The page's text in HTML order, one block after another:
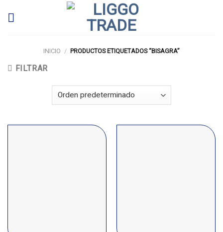
INICIO / PRODUCTOS ETIQUETADOS “BISAGRA”
FILTRAR